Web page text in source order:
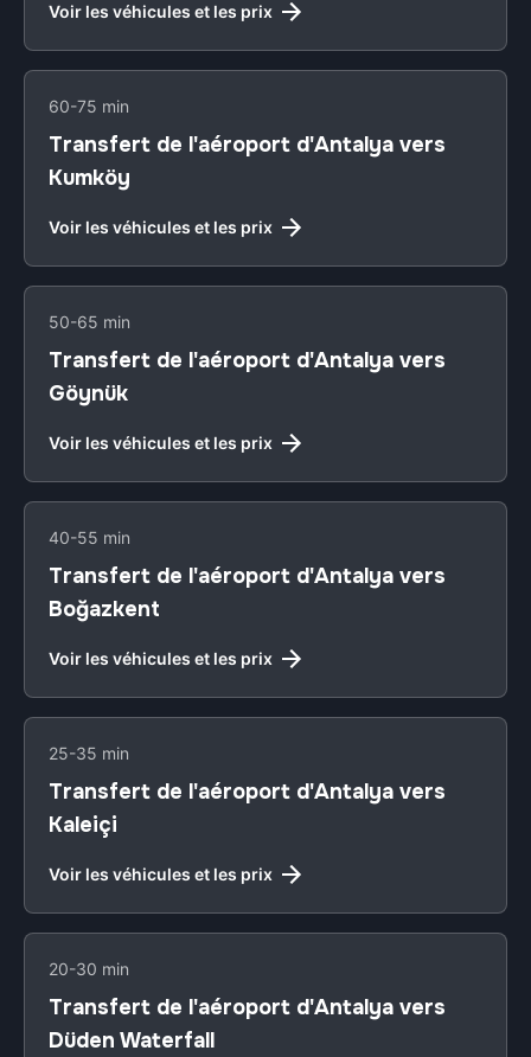
Voir les véhicules et les prix
60-75 min
Transfert de l'aéroport d'Antalya vers
Kumköy
Voir les véhicules et les prix
50-65 min
Transfert de l'aéroport d'Antalya vers
Göynük
Voir les véhicules et les prix
40-55 min
Transfert de l'aéroport d'Antalya vers
Boğazkent
Voir les véhicules et les prix
25-35 min
Transfert de l'aéroport d'Antalya vers
Kaleiçi
Voir les véhicules et les prix
20-30 min
Transfert de l'aéroport d'Antalya vers
Düden Waterfall